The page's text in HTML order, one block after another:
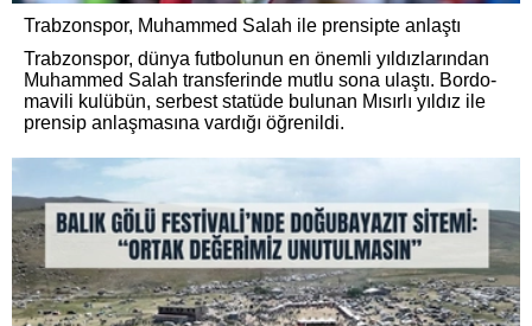
Trabzonspor, Muhammed Salah ile prensipte anlaştı
Trabzonspor, dünya futbolunun en önemli yıldızlarından
Muhammed Salah transferinde mutlu sona ulaştı. Bordo-
mavili kulübün, serbest statüde bulunan Mısırlı yıldız ile
prensip anlaşmasına vardığı öğrenildi.